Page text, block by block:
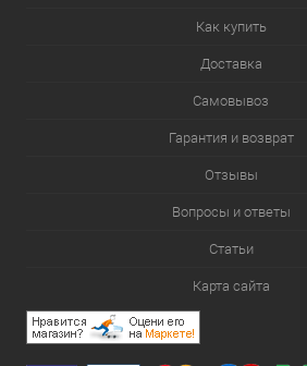
Как купить
Доставка
Самовывоз
Гарантия и возврат
Отзывы
Вопросы и ответы
Статьи
Карта сайта